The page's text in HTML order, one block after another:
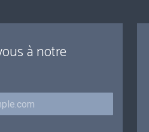
à notre